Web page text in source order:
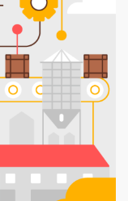
она помогает
в